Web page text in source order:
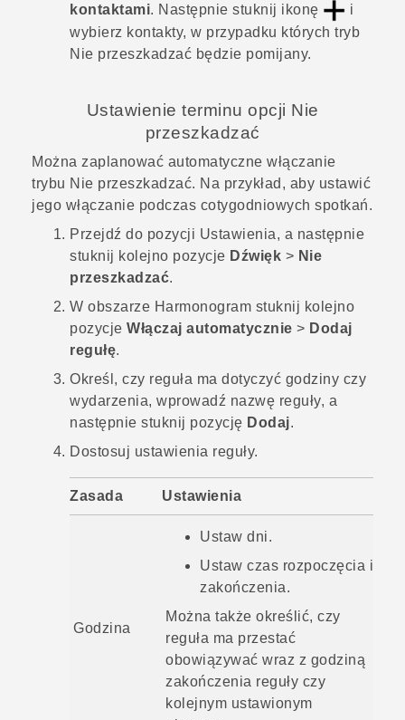
kontaktami. Następnie stuknij ikonę
i
wybierz kontakty, w przypadku których tryb
Nie przeszkadzać będzie pomijany.
Ustawienie terminu opcji Nie
przeszkadzać
Można zaplanować automatyczne włączanie
trybu Nie przeszkadzać. Na przykład, aby ustawić
jego włączanie podczas cotygodniowych spotkań.
Przejdź do pozycji Ustawienia, a następnie
stuknij kolejno pozycje Dźwięk > Nie
przeszkadzać.
W obszarze Harmonogram stuknij kolejno
pozycje Włączaj automatycznie > Dodaj
regułę.
Określ, czy reguła ma dotyczyć godziny czy
wydarzenia, wprowadź nazwę reguły, a
następnie stuknij pozycję Dodaj.
Dostosuj ustawienia reguły.
Zasada Ustawienia
Godzina
Ustaw dni.
Ustaw czas rozpoczęcia i
zakończenia.
Można także określić, czy
reguła ma przestać
obowiązywać wraz z godziną
zakończenia reguły czy
kolejnym ustawionym